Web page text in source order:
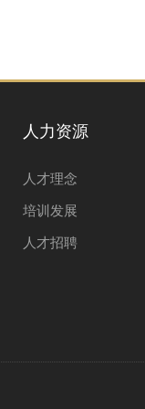
人力资源
人才理念
培训发展
人才招聘